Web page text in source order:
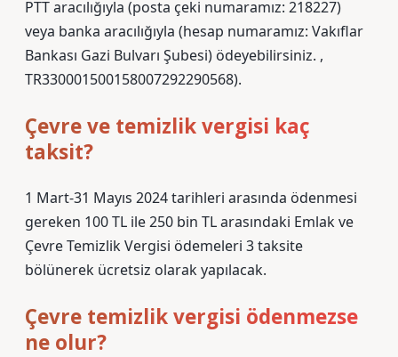
PTT aracılığıyla (posta çeki numaramız: 218227)
veya banka aracılığıyla (hesap numaramız: Vakıflar
Bankası Gazi Bulvarı Şubesi) ödeyebilirsiniz. ,
TR330001500158007292290568).
Çevre ve temizlik vergisi kaç
taksit?
1 Mart-31 Mayıs 2024 tarihleri ​​arasında ödenmesi
gereken 100 TL ile 250 bin TL arasındaki Emlak ve
Çevre Temizlik Vergisi ödemeleri 3 taksite
bölünerek ücretsiz olarak yapılacak.
Çevre temizlik vergisi ödenmezse
ne olur?